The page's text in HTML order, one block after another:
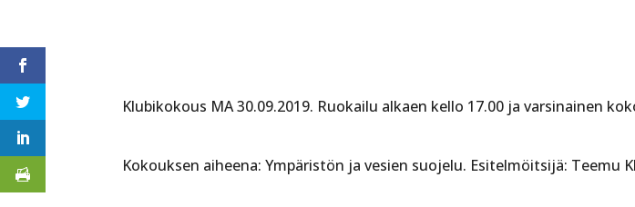
Klubikokous MA 30.09.2019. Ruokailu alkaen kello 17.00 ja varsinainen
Kokouksen aiheena: Ympäristön ja vesien suojelu. Esitelmöitsijä: Teemu